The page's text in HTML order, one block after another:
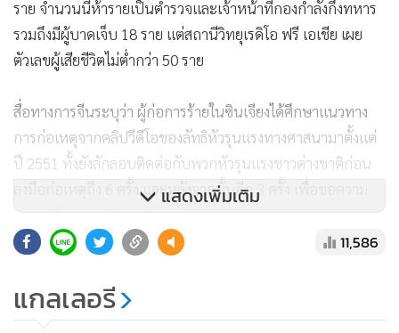
ราย จำนวนนี้ห้ารายเป็นตำรวจและเจ้าหน้าที่กองกำลังกึ่งทหาร
รวมถึงมีผู้บาดเจ็บ 18 ราย แต่สถานีวิทยุเรดิโอ ฟรี เอเชีย เผย
ตัวเลขผู้เสียชีวิตไม่ต่ำกว่า 50 ราย
สื่อทางการจีนระบุว่า ผู้ก่อการร้ายในซินเจียงได้ศึกษาแนวทาง
การก่อเหตุจากคลิปวีดีโอของลัทธิหัวรุนแรงทางศาสนามาตั้งแต่
ปี 2551 ทั้งยังลักลอบติดต่อกับพวกหัวรุนแรงชาวต่างชาติก่อน
ลงมือก่อเหตุถึง 6 ครั้ง และหลังจากนั้นอีก 3 ครั้ง เพื่อขอความ
ช่วยเหลือหลบหนีการจับกุม
จำนวนหนึ่ง ที่แสดงภาพการปฏิบัติงานของเจ้าหน้าที่ พร้อมกับ
แถลงการณ์ความสำเร็จของการลงโทษกลุ่มบุคคลผู้มีส่วน
แสดงเพิ่มเติม
11,586
แกลเลอรี